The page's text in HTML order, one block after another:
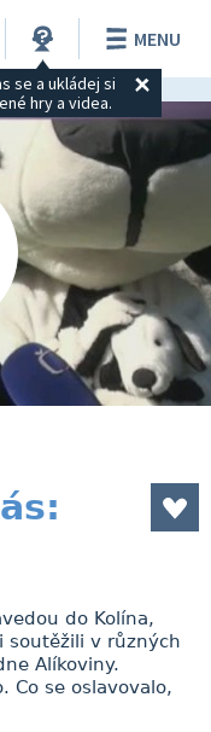
se a ukládej si
hry a videa.
MENU
do Kolína,
soutěžili v různých
Alíkoviny.
Co se oslavovalo,